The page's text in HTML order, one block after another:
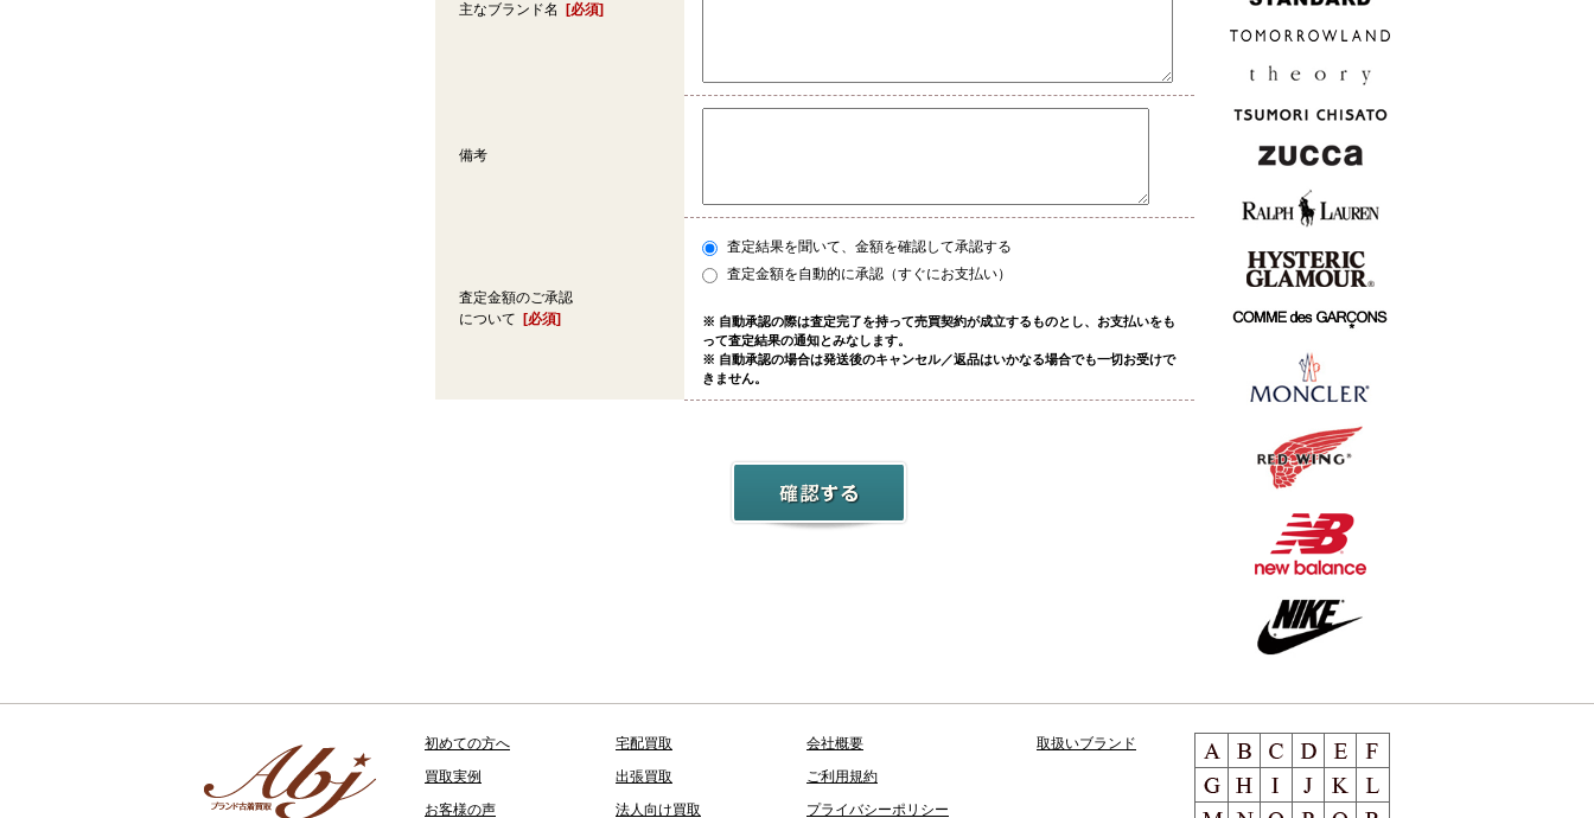
主なブランド名 [必須]
備考
査定金額のご承認
について
[必須]
査定結果を聞いて、金額を確認して承認する
査定金額を自動的に承認（すぐにお支払い）
※ 自動承認の際は査定完了を持って売買契約が成立するものとし、お支払いをも
って査定結果の通知とみなします。
※ 自動承認の場合は発送後のキャンセル／返品はいかなる場合でも一切お受けで
きません。
初めての方へ 宅配買取 会社概要
取扱いブランド
買取実例
出張買取
ご利用規約
お客様の声
法人向け買取 プライバシーポリシー